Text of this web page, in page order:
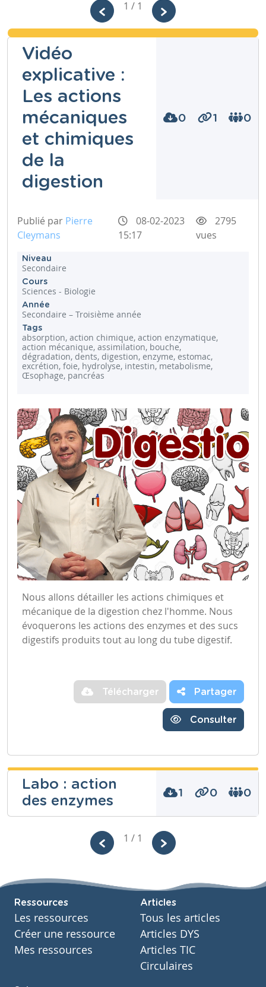
1 / 1
Vidéo
explicative :
Les actions
mécaniques
et chimiques
de la
digestion
0 1 0
Publié par Pierre
Cleymans
08-02-2023
15:17
2795
vues
Niveau
Secondaire
Cours
Sciences - Biologie
Année
Secondaire – Troisième année
Tags
absorption, action chimique, action enzymatique,
action mécanique, assimilation, bouche,
dégradation, dents, digestion, enzyme, estomac,
excrétion, foie, hydrolyse, intestin, metabolisme,
Œsophage, pancréas
Nous allons détailler les actions chimiques et
mécanique de la digestion chez l'homme. Nous
évoquerons les actions des enzymes et des sucs
digestifs produits tout au long du tube digestif.
Télécharger Partager
Consulter
Labo : action
des enzymes
1 0 0
Secondaire
Sciences - Biologie
Année
Secondaire – Cinquième année
Tags
aliments, enzymes, labo
1 / 1
Ressources
Les ressources
Créer une ressource
Mes ressources
Articles
Tous les articles
Articles DYS
Articles TIC
Circulaires